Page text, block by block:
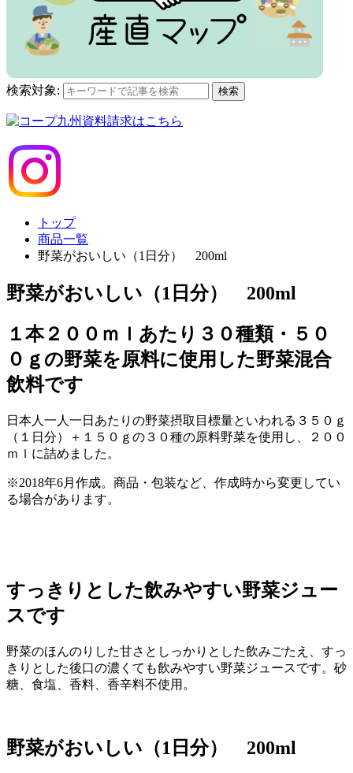
検索対象: 検索
トップ
商品一覧
野菜がおいしい（1日分） 200ml
野菜がおいしい（1日分） 200ml
１本２００ｍｌあたり３０種類・５０
０ｇの野菜を原料に使用した野菜混合
飲料です
日本人一人一日あたりの野菜摂取目標量といわれる３５０ｇ
（１日分）＋１５０ｇの３０種の原料野菜を使用し、２００
ｍｌに詰めました。
※2018年6月作成。商品・包装など、作成時から変更してい
る場合があります。
すっきりとした飲みやすい野菜ジュー
スです
野菜のほんのりした甘さとしっかりとした飲みごたえ、すっ
きりとした後口の濃くても飲みやすい野菜ジュースです。砂
糖、食塩、香料、香辛料不使用。
野菜がおいしい（1日分） 200ml